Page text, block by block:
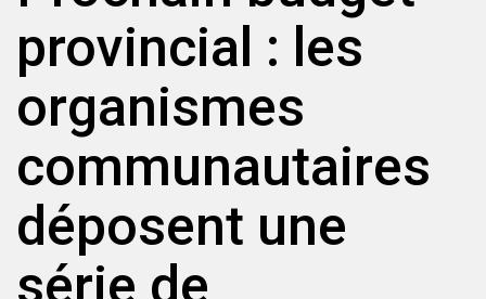
provincial : les
organismes
communautaires
déposent une
série de